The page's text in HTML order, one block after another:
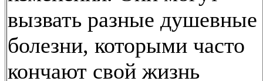
вызвать разные душевные
болезни, которыми часто
кончают свой жизнь